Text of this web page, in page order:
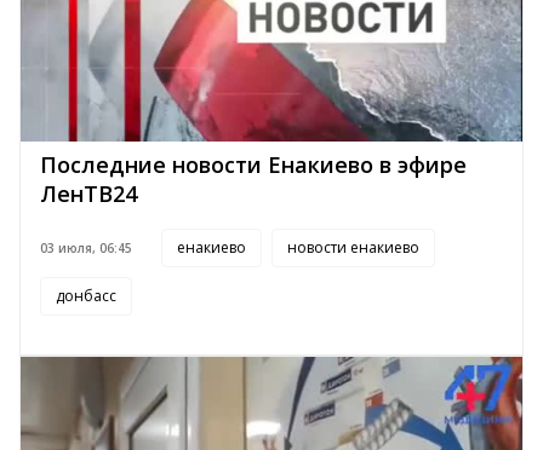
Последние новости Енакиево в эфире
ЛенТВ24
03 июля, 06:45 енакиево новости енакиево
донбасс